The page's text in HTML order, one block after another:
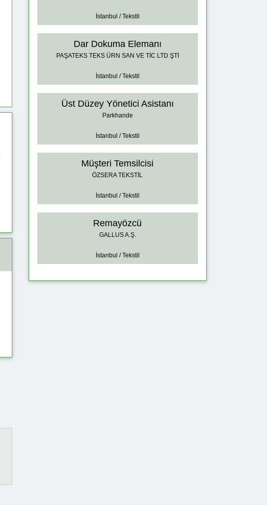
İstanbul / Tekstil
Dar Dokuma Elemanı
PAŞATEKS TEKS ÜRN SAN VE TİC LTD ŞTİ
İstanbul / Tekstil
Üst Düzey Yönetici Asistanı
Parkhande
İstanbul / Tekstil
Müşteri Temsilcisi
ÖZSERA TEKSTİL
İstanbul / Tekstil
Remayözcü
GALLUS A.Ş.
İstanbul / Tekstil